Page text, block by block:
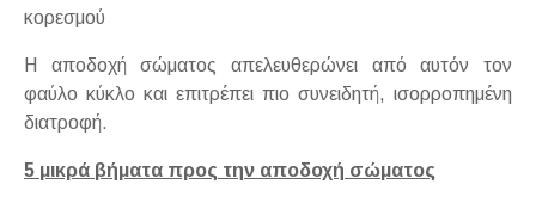
κορεσμού
Η αποδοχή σώματος απελευθερώνει από αυτόν τον
φαύλο κύκλο και επιτρέπει πιο συνειδητή, ισορροπημένη
διατροφή.
5 μικρά βήματα προς την αποδοχή σώματος